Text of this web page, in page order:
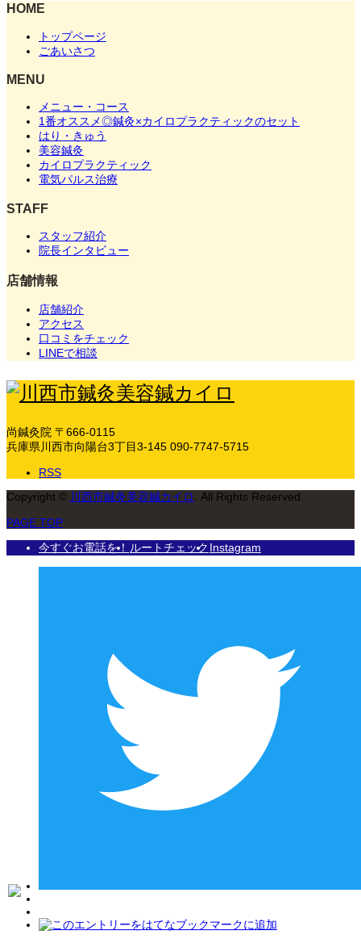
HOME
トップページ
ごあいさつ
MENU
メニュー・コース
1番オススメ◎鍼灸×カイロプラクティックのセット
はり・きゅう
美容鍼灸
カイロプラクティック
電気パルス治療
STAFF
スタッフ紹介
院長インタビュー
店舗情報
店舗紹介
アクセス
口コミをチェック
LINEで相談
尚鍼灸院 〒666-0115
兵庫県川西市向陽台3丁目3-145 090-7747-5715
RSS
Copyright © 川西市鍼灸美容鍼カイロ
. All Rights Reserved.
PAGE TOP
今すぐお電話を！ ルートチェック Instagram